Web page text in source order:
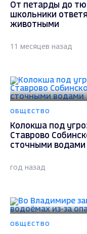
От петарды до
школьники
животными
11 месяцев назад
ОБЩЕСТВО
Колокша под
Ставрово
сточными водами
год назад
ОБЩЕСТВО